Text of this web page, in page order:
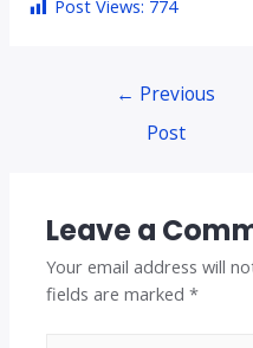
Post Views: 774
← Previous
Post
Leave a
Your email address will
fields are marked*